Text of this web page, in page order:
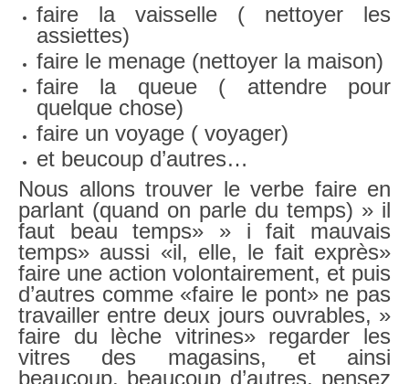
faire la vaisselle ( nettoyer les
assiettes)
faire le menage (nettoyer la maison)
faire la queue ( attendre pour
quelque chose)
faire un voyage ( voyager)
et beucoup d’autres…
Nous allons trouver le verbe faire en
parlant (quand on parle du temps) » il
faut beau temps» » i fait mauvais
temps» aussi «il, elle, le fait exprès»
faire une action volontairement, et puis
d’autres comme «faire le pont» ne pas
travailler entre deux jours ouvrables, »
faire du lèche vitrines» regarder les
vitres des magasins, et ainsi
beaucoup, beaucoup d’autres, pensez